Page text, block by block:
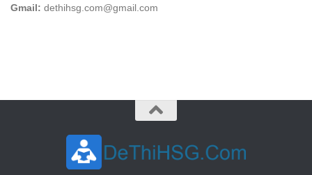
Gmail: dethihsg.com@gmail.com